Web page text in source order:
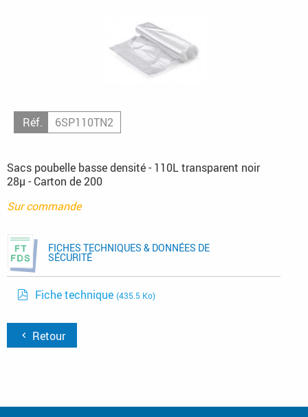
Réf. 6SP110TN2
Sacs poubelle basse densité - 110L transparent noir
28µ - Carton de 200
Sur commande
FICHES TECHNIQUES & DONNÉES DE
SÉCURITÉ
Fiche technique (435.5 Ko)
Retour